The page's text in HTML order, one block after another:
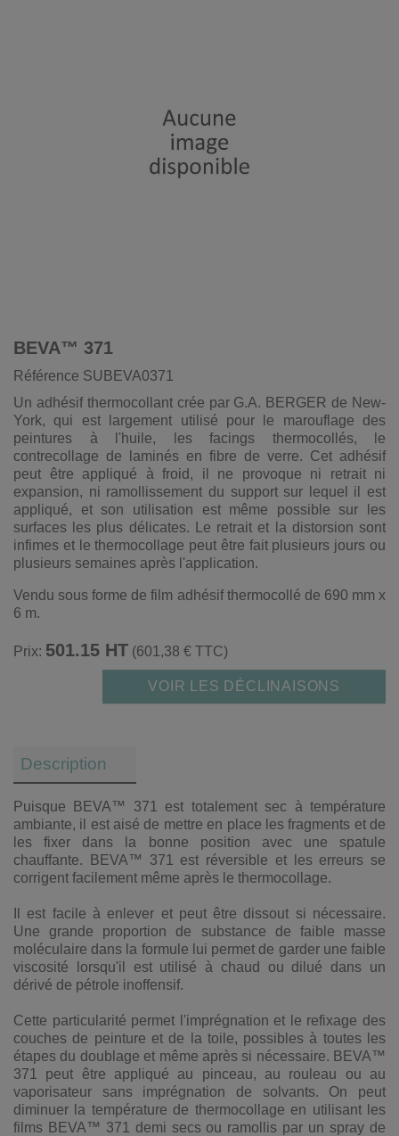
BEVA™ 371
Référence SUBEVA0371
Un adhésif thermocollant crée par G.A. BERGER de New-
York, qui est largement utilisé pour le marouflage des
peintures à l'huile, les facings thermocollés, le
contrecollage de laminés en fibre de verre. Cet adhésif
peut être appliqué à froid, il ne provoque ni retrait ni
expansion, ni ramollissement du support sur lequel il est
appliqué, et son utilisation est même possible sur les
surfaces les plus délicates. Le retrait et la distorsion sont
infimes et le thermocollage peut être fait plusieurs jours ou
plusieurs semaines après l'application.
Vendu sous forme de film adhésif thermocollé de 690 mm x
6 m.
Prix: 501.15 HT (601,38 € TTC)
VOIR LES DÉCLINAISONS
Description
Puisque BEVA™ 371 est totalement sec à température
ambiante, il est aisé de mettre en place les fragments et de
les fixer dans la bonne position avec une spatule
chauffante. BEVA™ 371 est réversible et les erreurs se
corrigent facilement même après le thermocollage.
Il est facile à enlever et peut être dissout si nécessaire.
Une grande proportion de substance de faible masse
moléculaire dans la formule lui permet de garder une faible
viscosité lorsqu'il est utilisé à chaud ou dilué dans un
dérivé de pétrole inoffensif.
Cette particularité permet l'imprégnation et le refixage des
couches de peinture et de la toile, possibles à toutes les
étapes du doublage et même après si nécessaire. BEVA™
371 peut être appliqué au pinceau, au rouleau ou au
vaporisateur sans imprégnation de solvants. On peut
diminuer la température de thermocollage en utilisant les
films BEVA™ 371 demi secs ou ramollis par un spray de